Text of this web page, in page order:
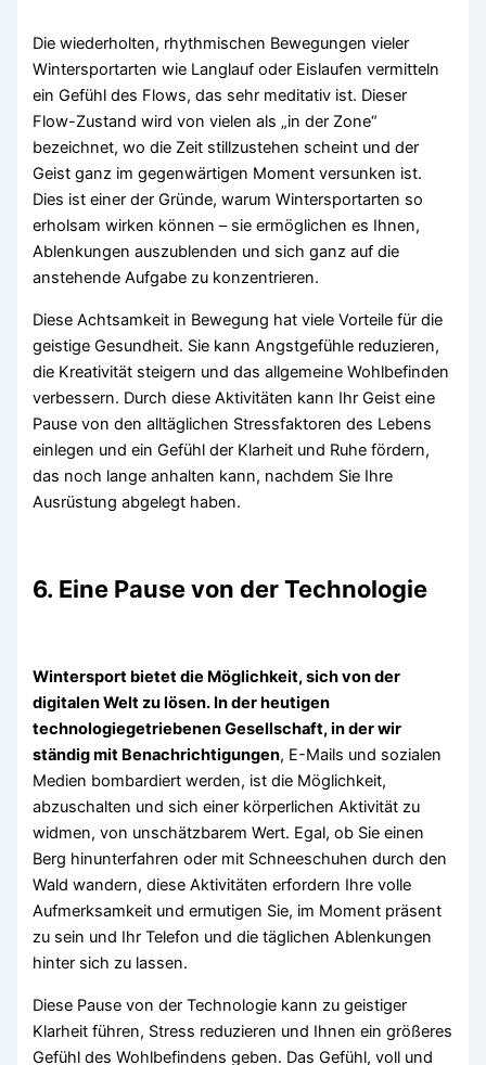
Die wiederholten, rhythmischen Bewegungen vieler
Wintersportarten wie Langlauf oder Eislaufen vermitteln
ein Gefühl des Flows, das sehr meditativ ist. Dieser
Flow-Zustand wird von vielen als „in der Zone“
bezeichnet, wo die Zeit stillzustehen scheint und der
Geist ganz im gegenwärtigen Moment versunken ist.
Dies ist einer der Gründe, warum Wintersportarten so
erholsam wirken können – sie ermöglichen es Ihnen,
Ablenkungen auszublenden und sich ganz auf die
anstehende Aufgabe zu konzentrieren.
Diese Achtsamkeit in Bewegung hat viele Vorteile für die
geistige Gesundheit. Sie kann Angstgefühle reduzieren,
die Kreativität steigern und das allgemeine Wohlbefinden
verbessern. Durch diese Aktivitäten kann Ihr Geist eine
Pause von den alltäglichen Stressfaktoren des Lebens
einlegen und ein Gefühl der Klarheit und Ruhe fördern,
das noch lange anhalten kann, nachdem Sie Ihre
Ausrüstung abgelegt haben.
6. Eine Pause von der Technologie
Wintersport bietet die Möglichkeit, sich von der
digitalen Welt zu lösen. In der heutigen
technologiegetriebenen Gesellschaft, in der wir
ständig mit Benachrichtigungen, E-Mails und sozialen
Medien bombardiert werden, ist die Möglichkeit,
abzuschalten und sich einer körperlichen Aktivität zu
widmen, von unschätzbarem Wert. Egal, ob Sie einen
Berg hinunterfahren oder mit Schneeschuhen durch den
Wald wandern, diese Aktivitäten erfordern Ihre volle
Aufmerksamkeit und ermutigen Sie, im Moment präsent
zu sein und Ihr Telefon und die täglichen Ablenkungen
hinter sich zu lassen.
Diese Pause von der Technologie kann zu geistiger
Klarheit führen, Stress reduzieren und Ihnen ein größeres
Gefühl des Wohlbefindens geben. Das Gefühl, voll und